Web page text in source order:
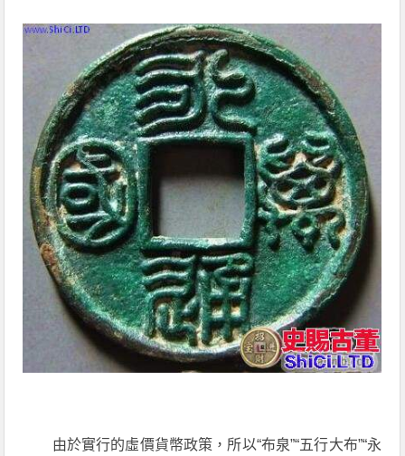
由於實行的虛價貨幣政策，所以“布泉”“五行大布”“永